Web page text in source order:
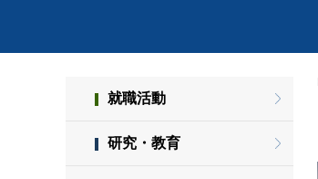
就職活動
研究・教育